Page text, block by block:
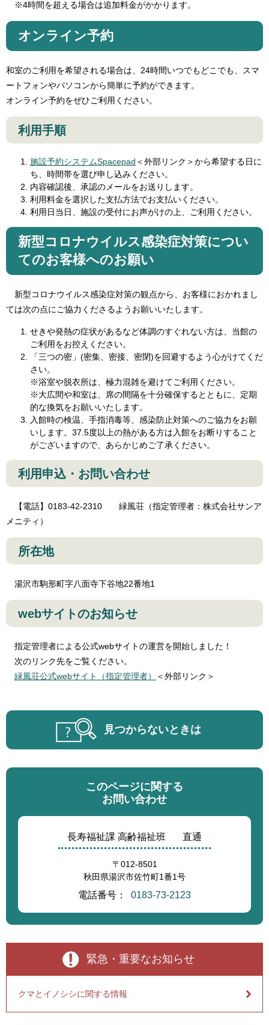
※4時間を超える場合は追加料金がかかります。
オンライン予約
和室のご利用を希望される場合は、24時間いつでもどこでも、スマ
ートフォンやパソコンから簡単に予約ができます。
オンライン予約をぜひご利用ください。
利用手順
施設予約システムSpacepad ＜外部リンク＞から希望する日に
ち、時間帯を選び申し込みください。
内容確認後、承認のメールをお送りします。
利用料金を選択した支払方法でお支払いください。
利用日当日、施設の受付にお声がけの上、ご利用ください。
新型コロナウイルス感染症対策につい
てのお客様へのお願い
新型コロナウイルス感染症対策の観点から、お客様におかれまし
ては次の点にご協力くださるようお願いいたします。
せきや発熱の症状があるなど体調のすぐれない方は、当館の
ご利用をお控えください。
「三つの密」(密集、密接、密閉)を回避するよう心がけてくだ
さい。
※浴室や脱衣所は、極力混雑を避けてご利用ください。
※大広間や和室は、席の間隔を十分確保するとともに、定期
的な換気をお願いいたします。
入館時の検温、手指消毒等、感染防止対策へのご協力をお願
いします。37.5度以上の熱がある方は入館をお断りすること
がございますので、あらかじめご了承ください。
利用申込・お問い合わせ
【電話】0183-42-2310 緑風荘（指定管理者：株式会社サンア
メニティ）
所在地
湯沢市駒形町字八面寺下谷地22番地1
webサイトのお知らせ
指定管理者による公式webサイトの運営を開始しました！
次のリンク先をご覧ください。
緑風荘公式webサイト（指定管理者）
＜外部リンク＞
見つからないときは
このページに関する
お問い合わせ
長寿福祉課 高齢福祉班 直通
〒012-8501
秋田県湯沢市佐竹町1番1号
電話番号： 0183-73-2123
緊急・重要なお知らせ
クマとイノシシに関する情報